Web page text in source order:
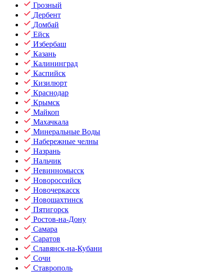
Грозный
Дербент
Домбай
Ейск
Избербаш
Казань
Калининград
Каспийск
Кизилюрт
Краснодар
Крымск
Майкоп
Махачкала
Минеральные Воды
Набережные челны
Назрань
Нальчик
Невинномысск
Новороссийск
Новочеркасск
Новошахтинск
Пятигорск
Ростов-на-Дону
Самара
Саратов
Славянск-на-Кубани
Сочи
Ставрополь